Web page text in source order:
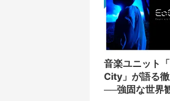
音楽ユニット
City」が語る
──強固な世界